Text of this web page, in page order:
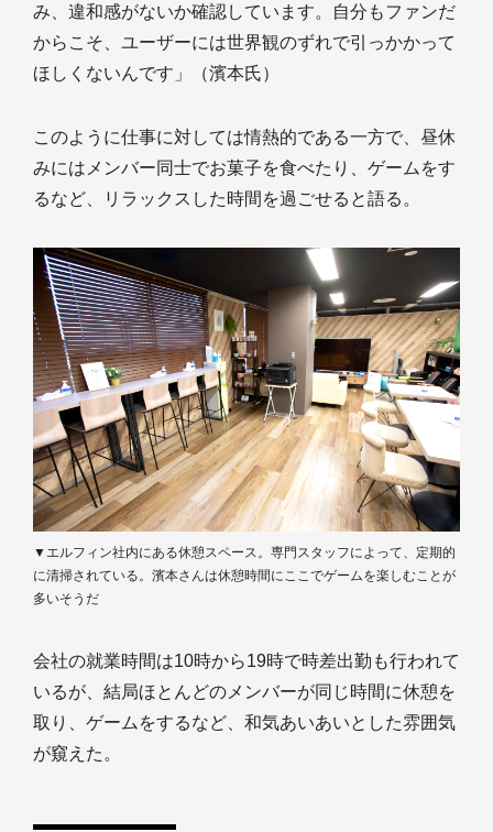
み、違和感がないか確認しています。自分もファンだ
からこそ、ユーザーには世界観のずれで引っかかって
ほしくないんです」（濱本氏）
このように仕事に対しては情熱的である一方で、昼休
みにはメンバー同士でお菓子を食べたり、ゲームをす
るなど、リラックスした時間を過ごせると語る。
▼エルフィン社内にある休憩スペース。専門スタッフによって、定期的
に清掃されている。濱本さんは休憩時間にここでゲームを楽しむことが
多いそうだ
会社の就業時間は10時から19時で時差出勤も行われて
いるが、結局ほとんどのメンバーが同じ時間に休憩を
取り、ゲームをするなど、和気あいあいとした雰囲気
が窺えた。